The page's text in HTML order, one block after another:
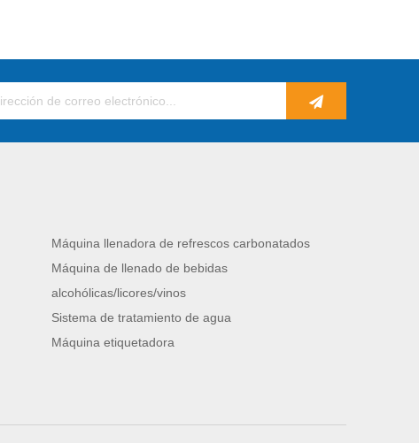
Máquina llenadora de refrescos carbonatados
Máquina de llenado de bebidas
alcohólicas/licores/vinos
Sistema de tratamiento de agua
Máquina etiquetadora